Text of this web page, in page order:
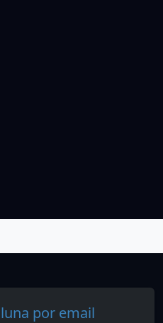
por email